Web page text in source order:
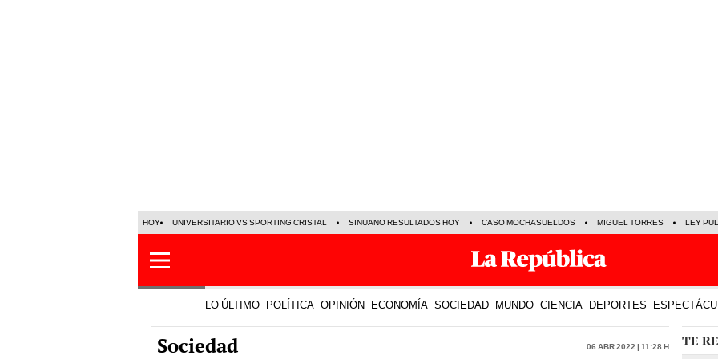
HOY UNIVERSITARIO VS SPORTING CRISTAL SINUANO RESULTADOS HOY CASO MOCHASUELDOS MIGUEL TORRES LEY
Sociedad TE